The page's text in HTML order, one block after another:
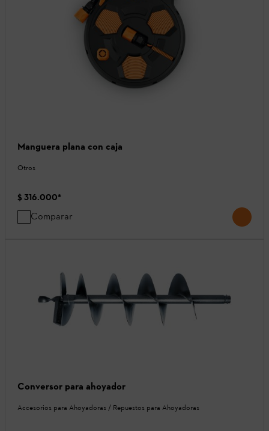
Manguera plana con caja
Otros
$ 316.000*
Comparar
Conversor para ahoyador
Accesorios para Ahoyadoras / Repuestos para Ahoyadoras